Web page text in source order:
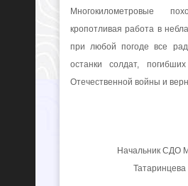
Многокилометровые
кропотливая работа в
при любой погоде все
останки солдат,
Отечественной войны и
Начальник СДО